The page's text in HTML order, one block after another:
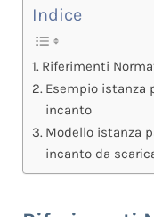
Indice
Riferimenti
Esempio istanza
incanto
Modello istanza
incanto da